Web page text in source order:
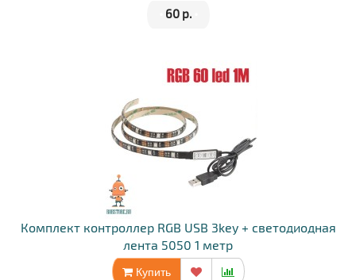
60 р.
Комплект контроллер RGB USB 3key + светодиодная
лента 5050 1 метр
Купить